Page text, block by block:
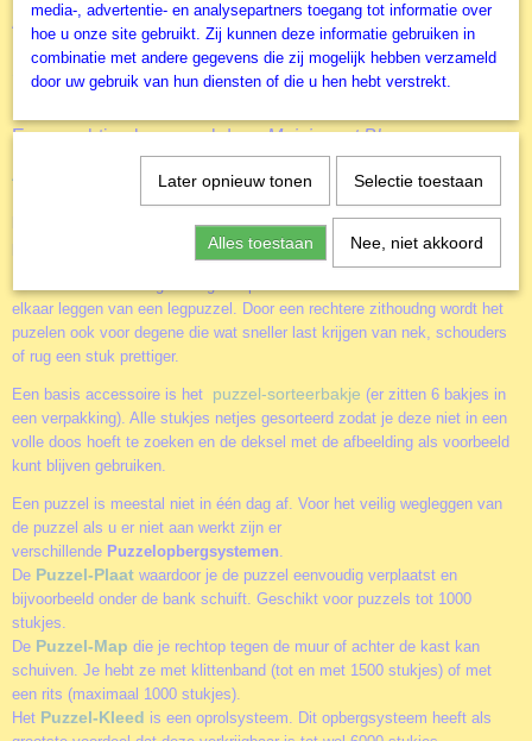
Als je van Ciro Marchetti, Chuck Pinson, Nicky Boehme,
David Galchutt, Dean Russo, Dominic Davison, Anne
Stokes, Nene Thomas of Aimee Stewart houdt...
Bluebird Puzzles verenigt je favoriete puzzelartiesten!
Een prachtige legpuzzel dezeMeisje met Bloem
Accessoires
leuker maken. Of je nu alleen of samen aan een puzzel werkt. Of je
puzzels vaker wil maken of juist aan de muur wil hangen. The Collection
elkaar leggen van een legpuzzel. Door een rechtere zithoudng wordt het
puzelen ook voor degene die wat sneller last krijgen van nek, schouders
of rug een stuk prettiger.
Een basis accessoire is het puzzel-sorteerbakje (er zitten 6 bakjes in
een verpakking). Alle stukjes netjes gesorteerd zodat je deze niet in een
volle doos hoeft te zoeken en de deksel met de afbeelding als voorbeeld
kunt blijven gebruiken.
Een puzzel is meestal niet in één dag af. Voor het veilig wegleggen van
de puzzel als u er niet aan werkt zijn er
verschillende Puzzelopbergsystemen.
De Puzzel-Plaat waardoor je de puzzel eenvoudig verplaatst en
bijvoorbeeld onder de bank schuift. Geschikt voor puzzels tot 1000
stukjes.
De Puzzel-Map die je rechtop tegen de muur of achter de kast kan
schuiven. Je hebt ze met klittenband (tot en met 1500 stukjes) of met
een rits (maximaal 1000 stukjes).
Het Puzzel-Kleed is een oprolsysteem. Dit opbergsysteem heeft als
media-, advertentie- en analysepartners toegang tot informatie over
hoe u onze site gebruikt. Zij kunnen deze informatie gebruiken in
combinatie met andere gegevens die zij mogelijk hebben verzameld
door uw gebruik van hun diensten of die u hen hebt verstrekt.
Later opnieuw tonen Selectie toestaan
Alles toestaan Nee, niet akkoord